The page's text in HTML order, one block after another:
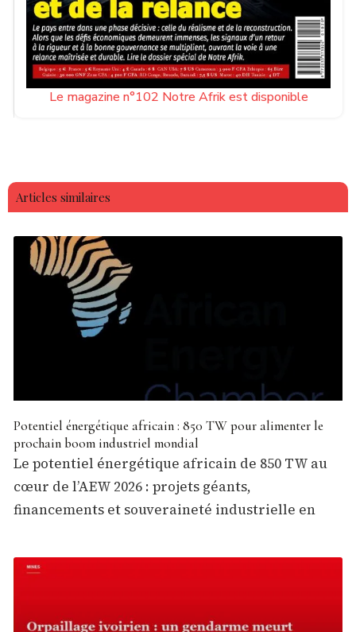
Le magazine n°102 Notre Afrik est disponible
Articles similaires
Potentiel énergétique africain : 850 TW pour alimenter le
prochain boom industriel mondial
Le potentiel énergétique africain de 850 TW au
cœur de l’AEW 2026 : projets géants,
financements et souveraineté industrielle en